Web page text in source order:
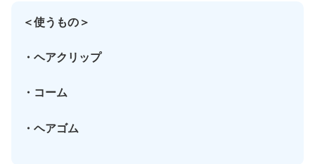
＜使うもの＞
・ヘアクリップ
・コーム
・ヘアゴム